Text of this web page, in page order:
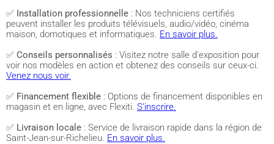
✅ Installation professionnelle : Nos techniciens certifiés
peuvent installer les produits télévisuels, audio/vidéo, cinéma
maison, domotiques et informatiques. En savoir plus.
✅ Conseils personnalisés : Visitez notre salle d'exposition pour
voir nos modèles en action et obtenez des conseils sur ceux-ci.
Venez nous voir.
✅ Financement flexible : Options de financement disponibles en
magasin et en ligne, avec Flexiti. S'inscrire.
✅ Livraison locale : Service de livraison rapide dans la région de
Saint-Jean-sur-Richelieu. En savoir plus.